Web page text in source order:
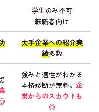
学生のみ不可
転職者向け
大手企業への紹介実
績多数
強みと適性がわかる
本格診断が無料。 企
業からのスカウトも
◎